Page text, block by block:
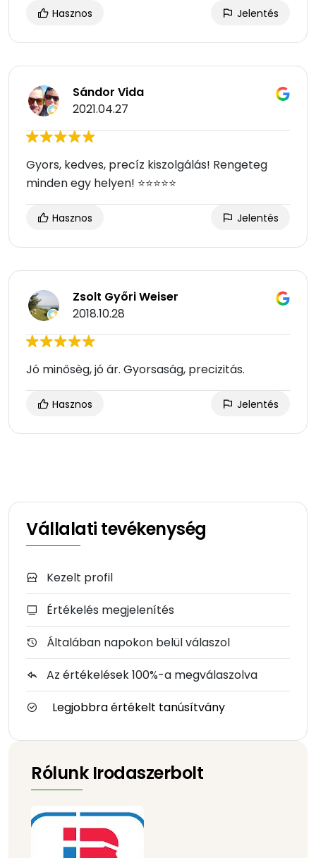
Hasznos Jelentés
Sándor Vida
2021.04.27
Gyors, kedves, precíz kiszolgálás! Rengeteg
minden egy helyen! ⭐⭐⭐⭐⭐
Hasznos Jelentés
Zsolt Győri Weiser
2018.10.28
Jó minősèg, jó ár. Gyorsaság, precizitás.
Hasznos Jelentés
Vállalati tevékenység
Kezelt profil
Értékelés megjelenítés
Általában napokon belül válaszol
Az értékelések 100%-a megválaszolva
Legjobbra értékelt tanúsítvány
Rólunk Irodaszerbolt